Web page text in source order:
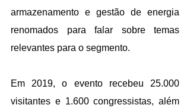
armazenamento e gestão de energia
renomados para falar sobre temas
relevantes para o segmento.
Em 2019, o evento recebeu 25.000
visitantes e 1.600 congressistas, além